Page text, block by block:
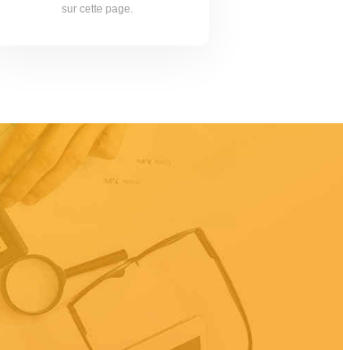
sur cette page.